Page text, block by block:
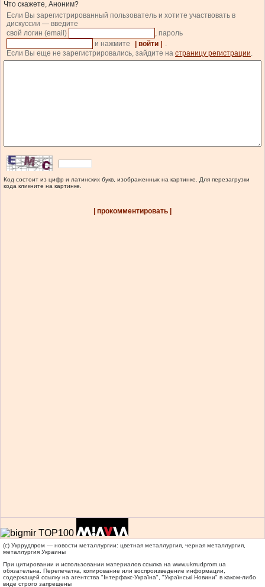
Что скажете, Аноним?
Если Вы зарегистрированный пользователь и хотите участвовать в
дискуссии — введите
свой логин (email)
, пароль
и нажмите
| войти |
.
Если Вы еще не зарегистрировались, зайдите на страницу регистрации.
Код состоит из цифр и латинских букв, изображенных на картинке. Для перезагрузки
кода кликните на картинке.
| прокомментировать |
(c) Укррудпром — новости металлургии: цветная металлургия, черная металлургия,
металлургия Украины
При цитировании и использовании материалов ссылка на www.ukrrudprom.ua
обязательна. Перепечатка, копирование или воспроизведение информации,
содержащей ссылку на агентства "Iнтерфакс-Україна", "Українськi Новини" в каком-либо
виде строго запрещены